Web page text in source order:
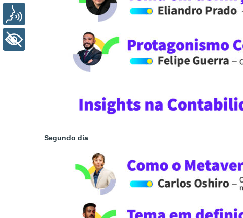
Segundo dia
+ Acessibilidade